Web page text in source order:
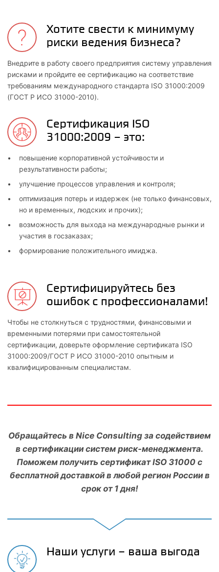
Хотите свести к минимуму
риски ведения бизнеса?
Внедрите в работу своего предприятия систему управления
рисками и пройдите ее сертификацию на соответствие
требованиям международного стандарта ISO 31000:2009
(ГОСТ Р ИСО 31000-2010).
Сертификация ISO
31000:2009 – это:
повышение корпоративной устойчивости и
результативности работы;
улучшение процессов управления и контроля;
оптимизация потерь и издержек (не только финансовых,
но и временных, людских и прочих);
возможность для выхода на международные рынки и
участия в госзаказах;
формирование положительного имиджа.
Сертифицируйтесь без
ошибок с профессионалами!
Чтобы не столкнуться с трудностями, финансовыми и
временными потерями при самостоятельной
сертификации, доверьте оформление сертификата ISO
31000:2009/ГОСТ Р ИСО 31000-2010 опытным и
квалифицированным специалистам.
Обращайтесь в Nice Consulting за содействием
в сертификации систем риск-менеджмента.
Поможем получить сертификат ISO 31000 с
бесплатной доставкой в любой регион России в
срок от 1 дня!
Наши услуги – ваша выгода